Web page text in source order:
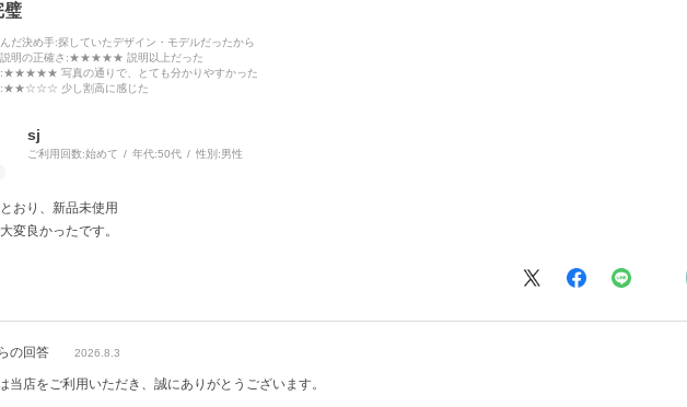
璧
だ決め手:探していたデザイン・モデルだったから
明の正確さ :★★★★★ 説明以上だった
:★★★★★ 写真の通りで、とても分かりやすかった
:★★☆☆☆ 少し割高に感じた
sj
ご利用回数:始めて 年代:50代 性別:男性
おり、新品未使用
変良かったです。
の回答 2026.8.3
当店をご利用いただき、誠にありがとうございます。